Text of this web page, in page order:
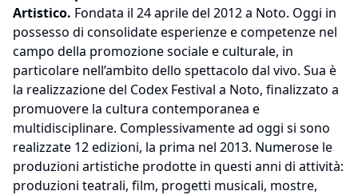
Artistico. Fondata il 24 aprile del 2012 a Noto. Oggi in
possesso di consolidate esperienze e competenze nel
campo della promozione sociale e culturale, in
particolare nell’ambito dello spettacolo dal vivo. Sua è
la realizzazione del Codex Festival a Noto, finalizzato a
promuovere la cultura contemporanea e
multidisciplinare. Complessivamente ad oggi si sono
realizzate 12 edizioni, la prima nel 2013. Numerose le
produzioni artistiche prodotte in questi anni di attività:
produzioni teatrali, film, progetti musicali, mostre,